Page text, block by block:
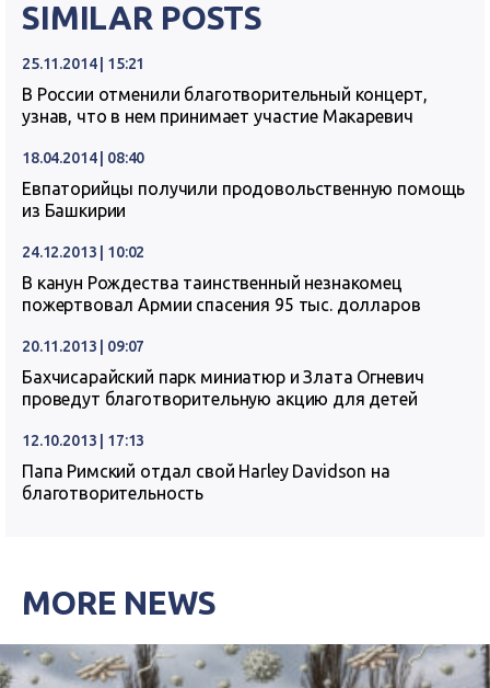
SIMILAR POSTS
25.11.2014 | 15:21
В России отменили благотворительный концерт,
узнав, что в нем принимает участие Макаревич
18.04.2014 | 08:40
Евпаторийцы получили продовольственную помощь
из Башкирии
24.12.2013 | 10:02
В канун Рождества таинственный незнакомец
пожертвовал Армии спасения 95 тыс. долларов
20.11.2013 | 09:07
Бахчисарайский парк миниатюр и Злата Огневич
проведут благотворительную акцию для детей
12.10.2013 | 17:13
Папа Римский отдал свой Harley Davidson на
благотворительность
MORE NEWS